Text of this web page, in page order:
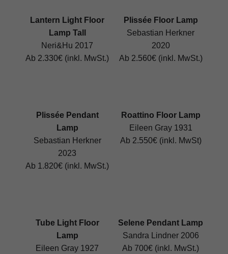
Lantern Light Floor
Lamp Tall
Neri&Hu 2017
Ab 2.330€ (inkl. MwSt.)
Plissée Floor Lamp
Sebastian Herkner
2020
Ab 2.560€ (inkl. MwSt.)
Plissée Pendant
Lamp
Sebastian Herkner
2023
Ab 1.820€ (inkl. MwSt.)
Roattino Floor Lamp
Eileen Gray 1931
Ab 2.550€ (inkl. MwSt)
Tube Light Floor
Lamp
Eileen Gray 1927
Selene Pendant Lamp
Sandra Lindner 2006
Ab 700€ (inkl. MwSt.)